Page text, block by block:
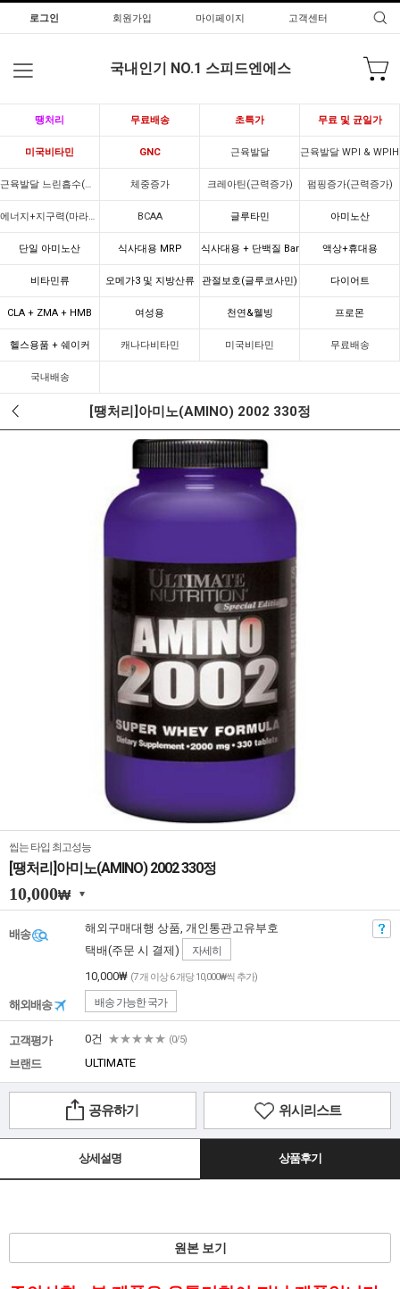
로그인 회원가입 마이페이지 고객센터
국내인기 NO.1 스피드엔에스
땡처리 무료배송 초특가 무료 및 균일가
미국비타민 GNC 근육발달 근육발달 WPI & WPIH
근육발달 느린흡수(카제인) 체중증가 크레아틴(근력증가) 펌핑증가(근력증가)
에너지+지구력(마라톤) BCAA 글루타민 아미노산
단일 아미노산 식사대용 MRP 식사대용 + 단백질 Bar 액상+휴대용
비타민류 오메가3 및 지방산류 관절보호(글루코사민) 다이어트
CLA + ZMA + HMB 여성용 천연&웰빙 프로몬
헬스용품 + 쉐이커 캐나다비타민 미국비타민 무료배송
국내배송
[땡처리]아미노(AMINO) 2002 330정
씹는 타입 최고성능
[땡처리]아미노(AMINO) 2002 330정
10,000₩
배송
해외구매대행 상품, 개인통관고유부호
택배(주문 시 결제)
자세히
10,000₩ (7 개 이상 6 개당 10,000₩씩 추가)
해외배송 배송 가능한 국가
고객평가 0건 ★★★★★ (0/5)
브랜드 ULTIMATE
공유하기 위시리스트
상세설명 상품후기
원본 보기